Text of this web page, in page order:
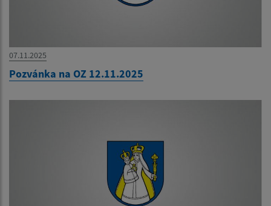
07.11.2025
Pozvánka na OZ 12.11.2025